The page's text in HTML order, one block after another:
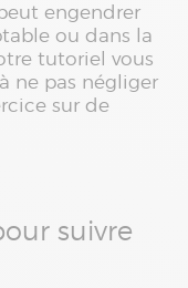
engendrer
ou dans la
tutoriel vous
ne pas négliger
sur de
suivre